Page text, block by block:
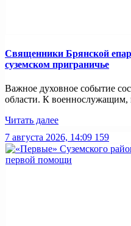
Священники Брянской
суземском приграничье
Важное духовное событие
области. К
Читать далее
7 августа 2026, 14:09 159